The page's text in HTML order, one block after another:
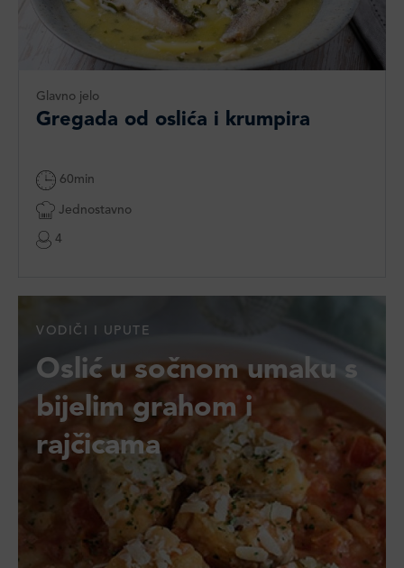
Glavno jelo
Gregada od oslića i krumpira
60min
Jednostavno
4
VODIČI I UPUTE
Oslić u sočnom umaku s
bijelim grahom i
rajčicama